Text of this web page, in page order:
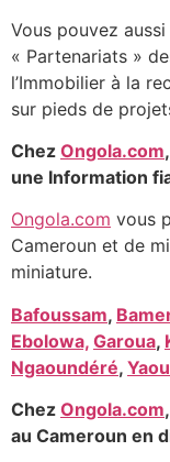
Vous pouvez
« Partenariats »
l’Immobilier à la
sur pieds de
Chez Ongola.com
une Information
Ongola.com vous
Cameroun et de
miniature.
Bafoussam,
Ebolowa, Garoua,
Ngaoundéré,
Chez Ongola.com
au Cameroun en